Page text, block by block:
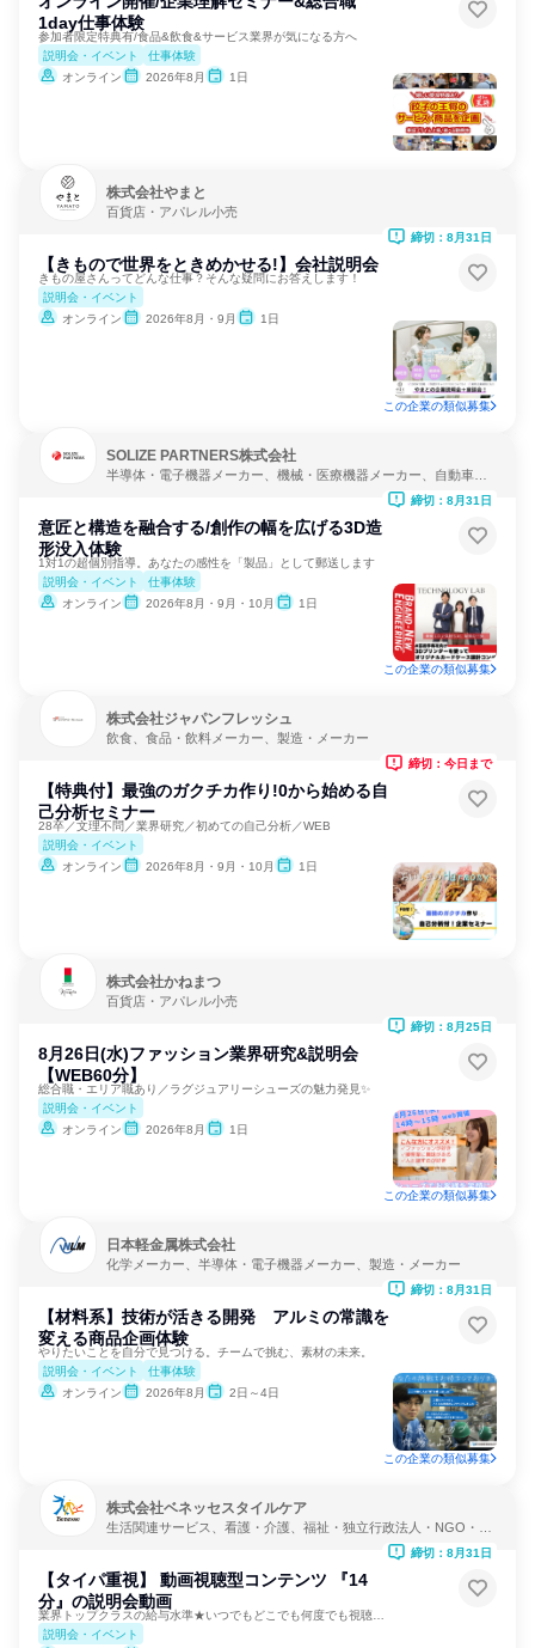
1day仕事体験
参加者限定特典有/食品&飲食&サービス業界が気になる方へ
説明会・イベント
仕事体験
オンライン
2026年8月 1日
株式会社やまと
百貨店・アパレル小売
【きもので世界をときめかせる!】会社説明会
きもの屋さんってどんな仕事？そんな疑問にお答えします！
説明会・イベント
オンライン
2026年8月・9月 1日
締切：8月31日
この企業の類似募集
SOLIZE PARTNERS株式会社
半導体・電子機器メーカー、機械・医療機器メーカー、自動車・
意匠と構造を融合する/創作の幅を広げる3D造
形没入体験
1対1の超個別指導。あなたの感性を「製品」として郵送します
説明会・イベント
仕事体験
オンライン
2026年8月・9月・10月 1日
締切：8月31日
この企業の類似募集
株式会社ジャパンフレッシュ
飲食、食品・飲料メーカー、製造・メーカー
【特典付】最強のガクチカ作り!0から始める自
己分析セミナー
28卒／文理不問／業界研究／初めての自己分析／WEB
説明会・イベント
オンライン
2026年8月・9月・10月 1日
締切：今日まで
株式会社かねまつ
百貨店・アパレル小売
8月26日(水)ファッション業界研究&説明会
【WEB60分】
総合職・エリア職あり／ラグジュアリーシューズの魅力発見✨
説明会・イベント
オンライン
2026年8月 1日
締切：8月25日
この企業の類似募集
日本軽金属株式会社
化学メーカー、半導体・電子機器メーカー、製造・メーカー
【材料系】技術が活きる開発 アルミの常識を
変える商品企画体験
やりたいことを自分で見つける。チームで挑む、素材の未来。
説明会・イベント
仕事体験
オンライン
2026年8月 2日～4日
締切：8月31日
この企業の類似募集
株式会社ベネッセスタイルケア
生活関連サービス、看護・介護、福祉・独立行政法人・NGO・N
【タイパ重視】 動画視聴型コンテンツ 『14
分』の説明会動画
説明会・イベント
締切：8月31日